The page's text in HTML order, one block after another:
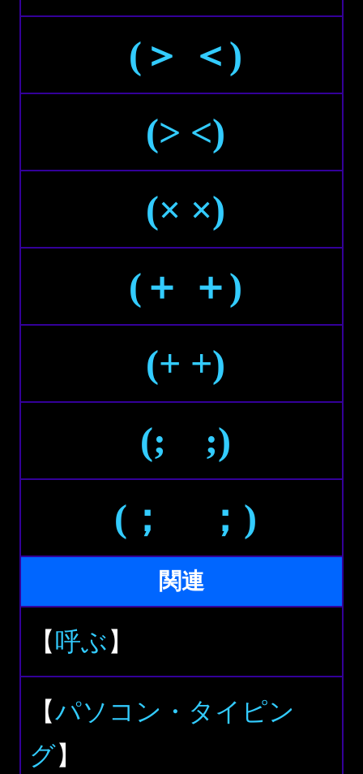
(＞ ＜)
(> <)
(× ×)
(＋ ＋)
(+ +)
(; ;)
(； ；)
関連
【呼ぶ】
【パソコン・タイピン
グ】